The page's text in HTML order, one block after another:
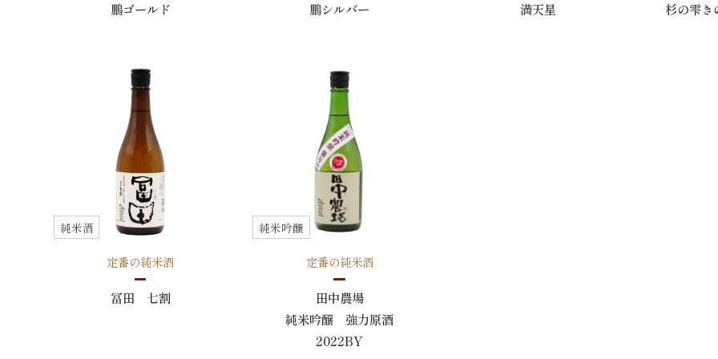
鵬ゴールド
鵬シルバー
満天星
杉の雫き
純米酒
定番の純米酒
冨田 七割
純米吟醸
定番の純米酒
田中農場
純米吟醸 強力原酒
2022BY